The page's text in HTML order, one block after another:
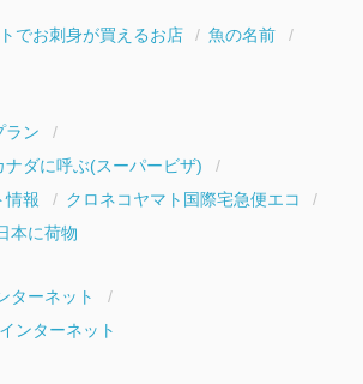
でお刺身が買えるお店
魚の名前
ラン
ナダに呼ぶ(スーパービザ)
情報
クロネコヤマト国際宅急便エコ
本に荷物
ターネット
ンターネット